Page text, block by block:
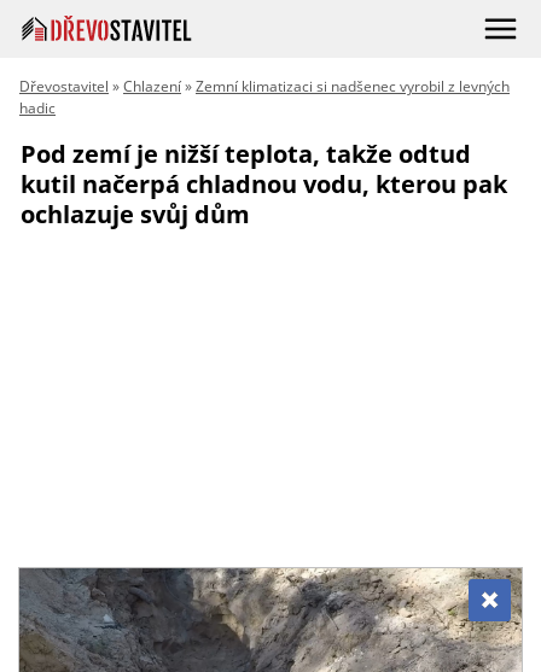
Dřevostavitel »Chlazení»Zemní klimatizaci si nadšenec vyrobil z levných
hadic
Pod zemí je nižší teplota, takže odtud
kutil načerpá chladnou vodu, kterou pak
ochlazuje svůj dům